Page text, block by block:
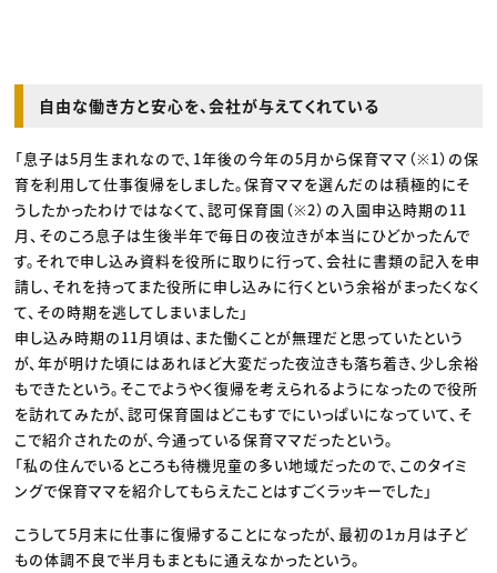
自由な働き方と安心を、会社が与えてくれている
「息子は5月生まれなので、1年後の今年の5月から保育ママ（※1）の保
育を利用して仕事復帰をしました。保育ママを選んだのは積極的にそ
うしたかったわけではなくて、認可保育園（※2）の入園申込時期の11
月、そのころ息子は生後半年で毎日の夜泣きが本当にひどかったんで
す。それで申し込み資料を役所に取りに行って、会社に書類の記入を申
請し、それを持ってまた役所に申し込みに行くという余裕がまったくなく
て、その時期を逃してしまいました」
申し込み時期の11月頃は、また働くことが無理だと思っていたという
が、年が明けた頃にはあれほど大変だった夜泣きも落ち着き、少し余裕
もできたという。そこでようやく復帰を考えられるようになったので役所
を訪れてみたが、認可保育園はどこもすでにいっぱいになっていて、そ
こで紹介されたのが、今通っている保育ママだったという。
「私の住んでいるところも待機児童の多い地域だったので、このタイミ
ングで保育ママを紹介してもらえたことはすごくラッキーでした」
こうして5月末に仕事に復帰することになったが、最初の1ヵ月は子ど
もの体調不良で半月もまともに通えなかったという。